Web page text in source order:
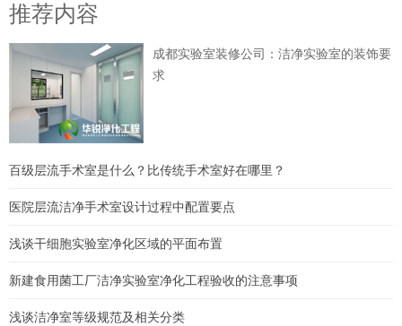
推荐内容
成都实验室装修公司：洁净实验室的装饰要
求
百级层流手术室是什么？比传统手术室好在哪里？
医院层流洁净手术室设计过程中配置要点
浅谈干细胞实验室净化区域的平面布置
新建食用菌工厂洁净实验室净化工程验收的注意事项
浅谈洁净室等级规范及相关分类